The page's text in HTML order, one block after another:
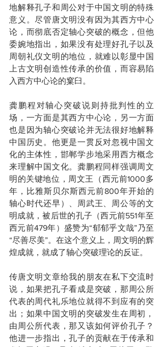
地解释孔子和周公对于中国文明的特殊
意义。尽管唐文明没有因为其西方中心
论，而彻底否定轴心突破的概念，但他
委婉地指出，如果没有处理好孔子以及
周朝礼仪文明的地位，就难以彰显中国
上古文明创造性传承的价值，而容易陷
入西方中心论的窠臼。
龚鹏程对轴心突破说则持批判性的立
场，一方面是其西方中心论，另一方面
也是因为轴心突破论并无法很好地解释
中国历史。他更是一贯反对忽视中国文
化的主体性，邯郸学步地采用西方概念
来理解中国文化。龚鹏程同样强调周文
明的关键地位，周文王（西元前1000多
年，比雅斯贝尔斯西元前800年开始的
轴心时代还早）、周武王、周公等的文
明成就，被后世的孔子（西元前551年至
西元前479年）盛赞为“郁郁乎文哉”乃至
“尽善尽美”。在这个意义上，周文明的辉
煌成就，就成了轴心突破理论的反证。
传唐文明文章给我的朋友在私下交流时
说，如果把孔子看成是突破，那周公所
代表的周代礼乐地位就得不到应有的突
出；如果中国文明的突破发生在周初，
由周公所代表，那又该如何评价孔子？
他进一步指出，孔子的贡献在于传承和